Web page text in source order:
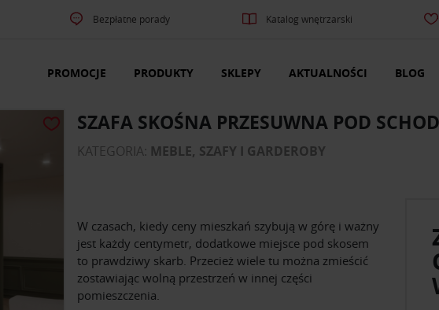
Bezpłatne porady Katalog wnętrzarski
PROMOCJE PRODUKTY SKLEPY AKTUALNOŚCI BLOG
SZAFA SKOŚNA PRZESUWNA POD
KATEGORIA: MEBLE, SZAFY I GARDEROBY
W czasach, kiedy ceny mieszkań szybują w górę i ważny
jest każdy centymetr, dodatkowe miejsce pod skosem
to prawdziwy skarb. Przecież wiele tu można zmieścić
zostawiając wolną przestrzeń w innej części
pomieszczenia.